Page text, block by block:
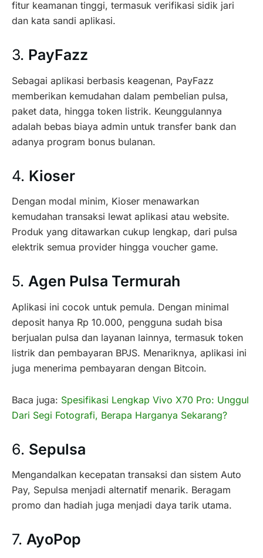
fitur keamanan tinggi, termasuk verifikasi sidik jari
dan kata sandi aplikasi.
3. PayFazz
Sebagai aplikasi berbasis keagenan, PayFazz
memberikan kemudahan dalam pembelian pulsa,
paket data, hingga token listrik. Keunggulannya
adalah bebas biaya admin untuk transfer bank dan
adanya program bonus bulanan.
4. Kioser
Dengan modal minim, Kioser menawarkan
kemudahan transaksi lewat aplikasi atau website.
Produk yang ditawarkan cukup lengkap, dari pulsa
elektrik semua provider hingga voucher game.
5. Agen Pulsa Termurah
Aplikasi ini cocok untuk pemula. Dengan minimal
deposit hanya Rp 10.000, pengguna sudah bisa
berjualan pulsa dan layanan lainnya, termasuk token
listrik dan pembayaran BPJS. Menariknya, aplikasi ini
juga menerima pembayaran dengan Bitcoin.
Baca juga: Spesifikasi Lengkap Vivo X70 Pro: Unggul
Dari Segi Fotografi, Berapa Harganya Sekarang?
6. Sepulsa
Mengandalkan kecepatan transaksi dan sistem Auto
Pay, Sepulsa menjadi alternatif menarik. Beragam
promo dan hadiah juga menjadi daya tarik utama.
7. AyoPop